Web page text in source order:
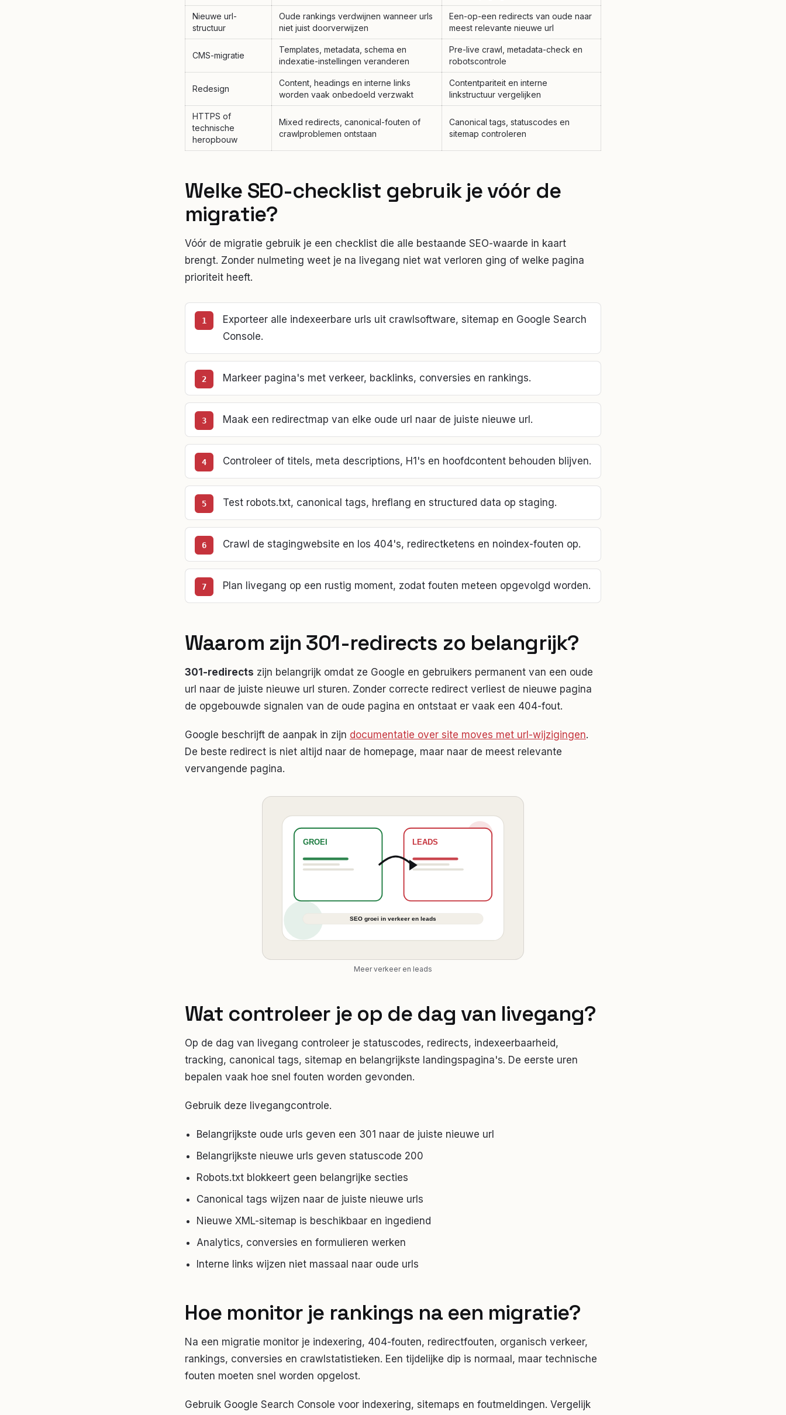
Nieuwe url-
structuur
Oude rankings verdwijnen wanneer urls
niet juist doorverwijzen
Een-op-een redirects van oude naar
meest relevante nieuwe url
CMS-migratie
Templates, metadata, schema en
indexatie-instellingen veranderen
Pre-live crawl, metadata-check en
robotscontrole
Redesign
Content, headings en interne links
worden vaak onbedoeld verzwakt
Contentpariteit en interne
linkstructuur vergelijken
HTTPS of
technische
heropbouw
Mixed redirects, canonical-fouten of
crawlproblemen ontstaan
Canonical tags, statuscodes en
sitemap controleren
Welke SEO-checklist gebruik je vóór de
migratie?
Vóór de migratie gebruik je een checklist die alle bestaande SEO-waarde in kaart
brengt. Zonder nulmeting weet je na livegang niet wat verloren ging of welke pagina
prioriteit heeft.
Exporteer alle indexeerbare urls uit crawlsoftware, sitemap en Google Search
Console.
Markeer pagina's met verkeer, backlinks, conversies en rankings.
Maak een redirectmap van elke oude url naar de juiste nieuwe url.
Controleer of titels, meta descriptions, H1's en hoofdcontent behouden blijven.
Test robots.txt, canonical tags, hreflang en structured data op staging.
Crawl de stagingwebsite en los 404's, redirectketens en noindex-fouten op.
Plan livegang op een rustig moment, zodat fouten meteen opgevolgd worden.
Waarom zijn 301-redirects zo belangrijk?
301-redirects zijn belangrijk omdat ze Google en gebruikers permanent van een oude
url naar de juiste nieuwe url sturen. Zonder correcte redirect verliest de nieuwe pagina
de opgebouwde signalen van de oude pagina en ontstaat er vaak een 404-fout.
Google beschrijft de aanpak in zijn documentatie over site moves met url-wijzigingen.
De beste redirect is niet altijd naar de homepage, maar naar de meest relevante
vervangende pagina.
Meer verkeer en leads
Wat controleer je op de dag van livegang?
Op de dag van livegang controleer je statuscodes, redirects, indexeerbaarheid,
tracking, canonical tags, sitemap en belangrijkste landingspagina's. De eerste uren
bepalen vaak hoe snel fouten worden gevonden.
Gebruik deze livegangcontrole.
Belangrijkste oude urls geven een 301 naar de juiste nieuwe url
Belangrijkste nieuwe urls geven statuscode 200
Robots.txt blokkeert geen belangrijke secties
Canonical tags wijzen naar de juiste nieuwe urls
Nieuwe XML-sitemap is beschikbaar en ingediend
Analytics, conversies en formulieren werken
Interne links wijzen niet massaal naar oude urls
Hoe monitor je rankings na een migratie?
Na een migratie monitor je indexering, 404-fouten, redirectfouten, organisch verkeer,
rankings, conversies en crawlstatistieken. Een tijdelijke dip is normaal, maar technische
fouten moeten snel worden opgelost.
Gebruik Google Search Console voor indexering, sitemaps en foutmeldingen. Vergelijk